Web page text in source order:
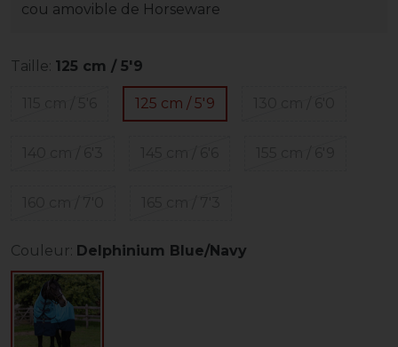
cou amovible de Horseware
Taille: 125 cm / 5'9
125 cm / 5'9
Couleur: Delphinium Blue/Navy